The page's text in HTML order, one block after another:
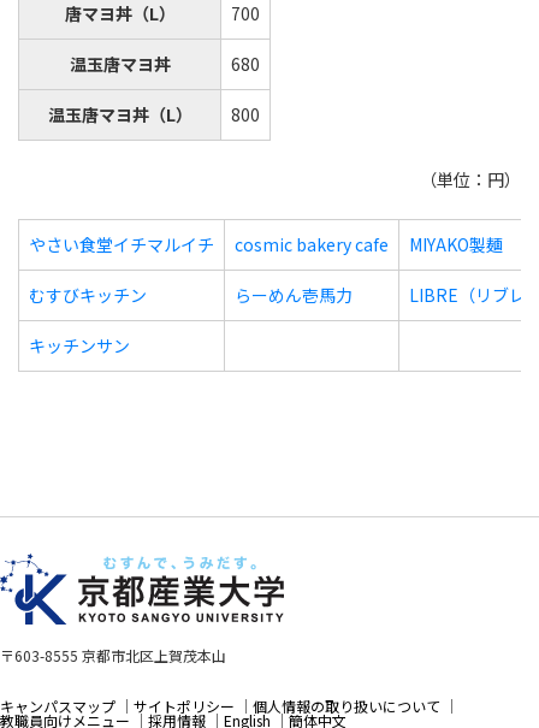
唐マヨ丼（L） 700
温玉唐マヨ丼 680
温玉唐マヨ丼（L） 800
（単位：円）
やさい食堂イチマルイチ cosmic bakery cafe MIYAKO製麺
むすびキッチン らーめん壱馬力 LIBRE（リブレ
キッチンサン
〒603-8555 京都市北区上賀茂本山
キャンパスマップ サイトポリシー 個人情報の取り扱いについて
教職員向けメニュー 採用情報 English 簡体中文